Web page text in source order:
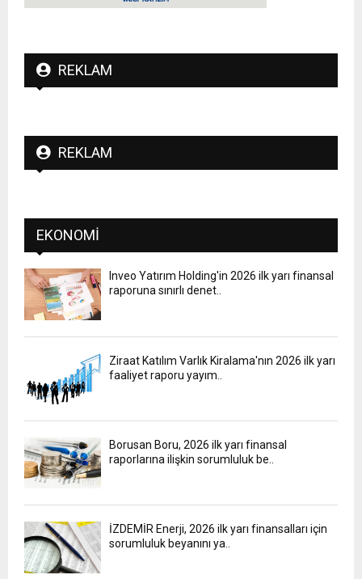
REKLAM
REKLAM
EKONOMI
Inveo Yatırım Holding'in 2026 ilk yarı finansal
raporuna sınırlı denet..
Ziraat Katılım Varlık Kiralama'nın 2026 ilk yarı
faaliyet raporu yayım..
Borusan Boru, 2026 ilk yarı finansal
raporlarına ilişkin sorumluluk be..
İZDEMİR Enerji, 2026 ilk yarı finansalları için
sorumluluk beyanını ya..